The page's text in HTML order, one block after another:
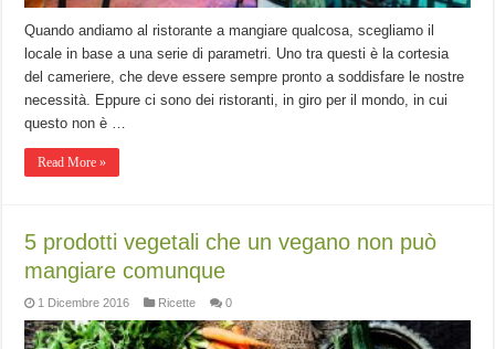
Quando andiamo al ristorante a mangiare qualcosa, scegliamo il
locale in base a una serie di parametri. Uno tra questi è la cortesia
del cameriere, che deve essere sempre pronto a soddisfare le nostre
necessità. Eppure ci sono dei ristoranti, in giro per il mondo, in cui
questo non è …
Read More »
5 prodotti vegetali che un vegano non può
mangiare comunque
1 Dicembre 2016 Ricette 0